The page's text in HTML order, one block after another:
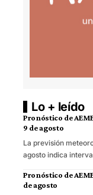
Lo + leído
Pronóstico de
9 de agosto
La previsión
agosto indica
Pronóstico de
de agosto